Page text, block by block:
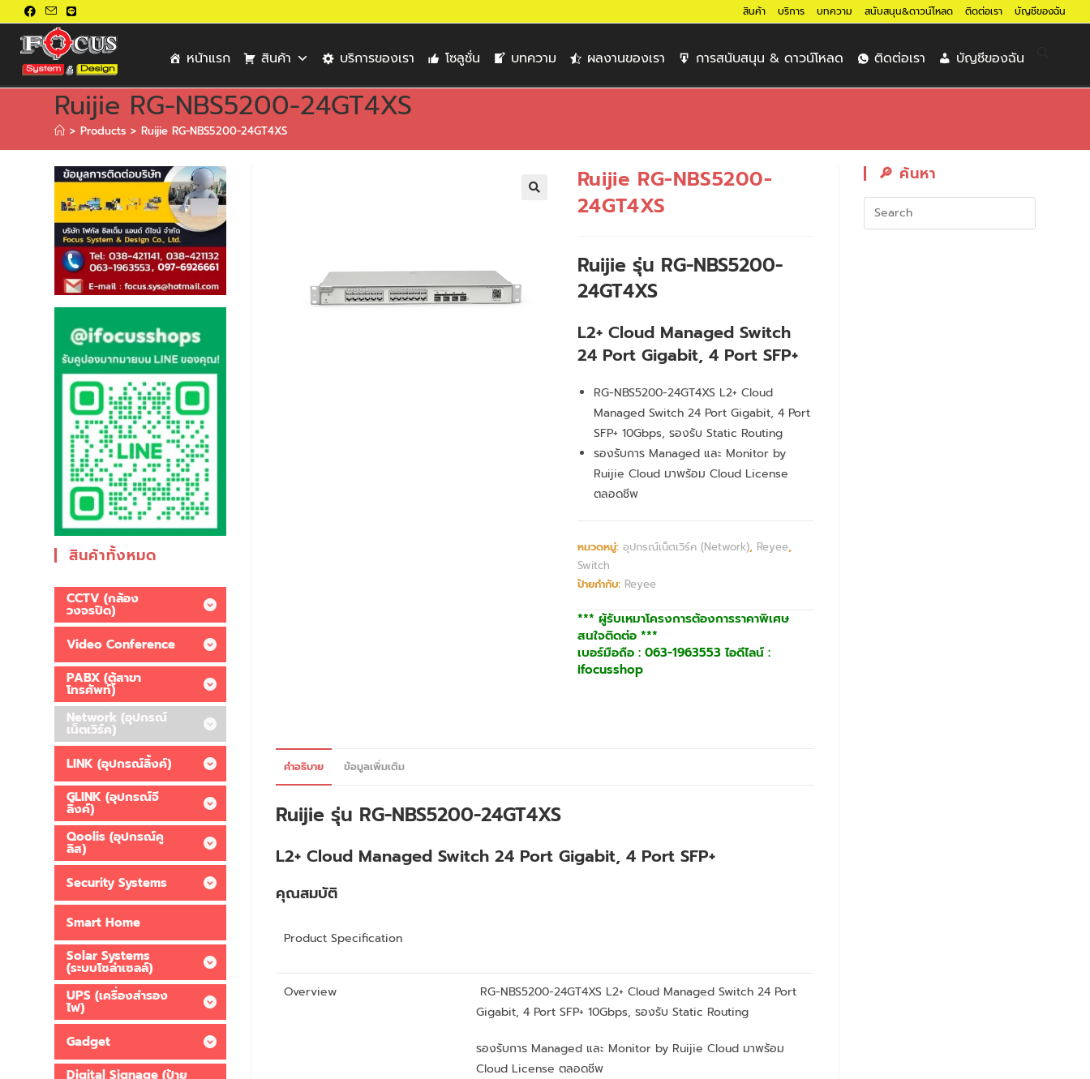
สินค้า บริการ บทความ สนับสนุน&ดาวน์โหลด ติดต่อเรา บัญชีของฉัน
หน้าแรก สินค้า บริการของเรา โซลูชั่น บทความ ผลงานของเรา การสนับสนุน & ดาวน์โหลด ติดต่อเรา บัญชีของฉัน
Ruijie RG-NBS5200-24GT4XS
> Products > Ruijie RG-NBS5200-24GT4XS
Ruijie RG-NBS5200-
24GT4XS
Ruijie รุ่น RG-NBS5200-
24GT4XS
L2+ Cloud Managed Switch
24 Port Gigabit, 4 Port SFP+
RG-NBS5200-24GT4XS L2+ Cloud
Managed Switch 24 Port Gigabit, 4 Port
SFP+ 10Gbps, รองรับ Static Routing
รองรับการ Managed และ Monitor by
Ruijie Cloud มาพร้อม Cloud License
ตลอดชีพ
หมวดหมู่: อุปกรณ์เน็ตเวิร์ค (Network), Reyee,
Switch
ป้ายกำกับ: Reyee
*** ผู้รับเหมาโครงการต้องการราคาพิเศษ
สนใจติดต่อ ***
เบอร์มือถือ : 063-1963553 ไอดีไลน์ :
ifocusshop
คำอธิบาย ข้อมูลเพิ่มเติม
Ruijie รุ่น RG-NBS5200-24GT4XS
L2+ Cloud Managed Switch 24 Port Gigabit, 4 Port SFP+
คุณสมบัติ
Product Specification
Overview
RG-NBS5200-24GT4XS L2+ Cloud Managed Switch 24 Port
Gigabit, 4 Port SFP+ 10Gbps, รองรับ Static Routing
รองรับการ Managed และ Monitor by Ruijie Cloud มาพร้อม
Cloud License ตลอดชีพ
สินค้าทั้งหมด
CCTV (กล้อง
วงจรปิด)
Video Conference
PABX (ตู้สาขา
โทรศัพท์)
Network (อุปกรณ์
เน็ตเวิร์ค)
LINK (อุปกรณ์ลิ้งค์)
GLINK (อุปกรณ์จี
ลิ้งค์)
Qoolis (อุปกรณ์คู
ลิส)
Security Systems
Smart Home
Solar Systems
(ระบบโซล่าเซลล์)
UPS (เครื่องสำรอง
ไฟ)
Gadget
Digital Signage (ป้าย
🔎︎ ค้นหา